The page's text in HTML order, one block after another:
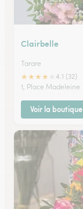
Clairbelle
Tarare
★★★★
4.1 (32)
1, Place Madeleine
Voir la boutique